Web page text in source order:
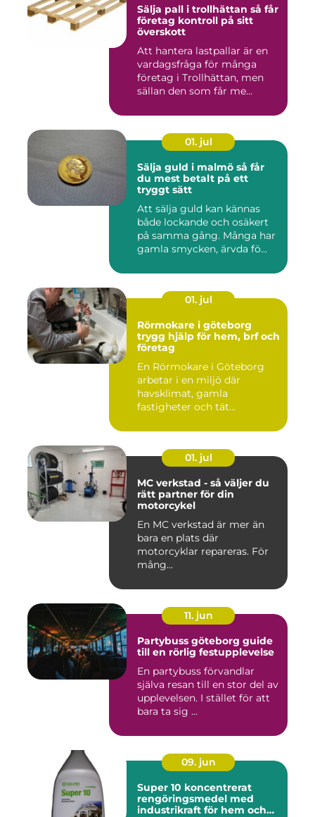
Sälja pall i trollhättan så får
företag kontroll på sitt
överskott
Att hantera lastpallar är en
vardagsfråga för många
företag i Trollhättan, men
sällan den som får me...
01. jul
Sälja guld i malmö så får
du mest betalt på ett
tryggt sätt
Att sälja guld kan kännas
både lockande och osäkert
på samma gång. Många har
gamla smycken, ärvda fö...
01. jul
Rörmokare i göteborg
trygg hjälp för hem, brf och
företag
En Rörmokare i Göteborg
arbetar i en miljö där
havsklimat, gamla
fastigheter och tät
01. jul
MC verkstad - så väljer du
rätt partner för din
motorcykel
En MC verkstad är mer än
bara en plats där
motorcyklar repareras. För
mång...
11. jun
Partybuss göteborg guide
till en rörlig festupplevelse
En partybuss förvandlar
själva resan till en stor del av
upplevelsen. I stället för att
bara ta sig ...
09. jun
Super 10 koncentrerat
rengöringsmedel med
industrikraft för hem och